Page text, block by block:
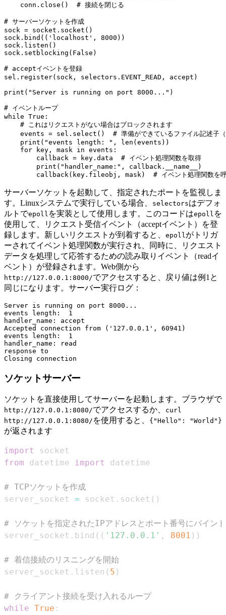
    conn.close()  # 接続を閉じる
# サーバーソケットを作成
sock = socket.socket()
sock.bind(('localhost', 8000))
sock.listen()
sock.setblocking(False)
# acceptイベントを登録
sel.register(sock, selectors.EVENT_READ, accept)
print("Server is running on port 8000...")
# イベントループ
while True:
    # これはリクエストがない場合はブロックされます
events = sel.select()  # 準備ができているファイル記述子（
    print("events length: ", len(events))
    for key, mask in events:
        callback = key.data  # イベント処理関数を取得
        print("handler_name:", callback.__name__)
サーバーソケットを起動して、指定されたポートを監視しま
す。Linuxシステムで実行している場合、
selectorsはデフォ
ルトでepoll を実装として使用します。このコードはepoll を
使用して、リクエスト受信イベント（acceptイベント）を登
録します。新しいリクエストが到着すると、 epoll がトリガ
ーされてイベント処理関数が実行され、同時に、リクエスト
データを処理して応答するための読み取りイベント（readイ
ベント）が登録されます。Web側から
http://127.0.0.1:8000/でアクセスすると、戻り値は例1と
同じになります。サーバー実行ログ：
Server is running on port 8000...
events length:  1
handler_name: accept
Accepted connection from ('127.0.0.1', 60941)
events length:  1
handler_name: read
response to
ソケットサーバー
ソケットを直接使用してサーバーを起動します。ブラウザで
http://127.0.0.1:8080/でアクセスするか、
curl
http://127.0.0.1:8080/ を使用すると、 {"Hello": "World"}
が返されます
import
from datetime import
# TCPソケットを作成
server_socket = socket . socket ( )
# ソケットを指定されたIPアドレスとポート番号にバインド
server_socket . bind ( ( '127.0.0.1' , 8001 ) )
# 着信接続のリスニングを開始
server_socket . listen ( 5 )
# クライアント接続を受け入れるループ
while True :